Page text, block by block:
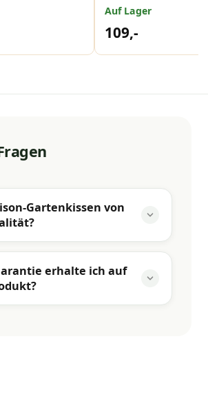
Auf Lager
109,-
Gartenkissen von
erhalte ich auf